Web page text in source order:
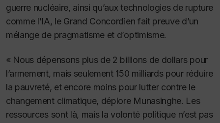
guerre nucléaire, ainsi qu’aux technologies de rupture
comme l’IA, le Grand Concordien fait preuve d’un
mélange de pragmatisme et d’optimisme.
« Nous dépensons plus de 2 billions de dollars pour
l’armement, mais seulement 150 milliards pour réduire
la pauvreté, et encore moins pour lutter contre le
changement climatique, déplore Munasinghe. Les
ressources sont là, mais la volonté politique n’est pas